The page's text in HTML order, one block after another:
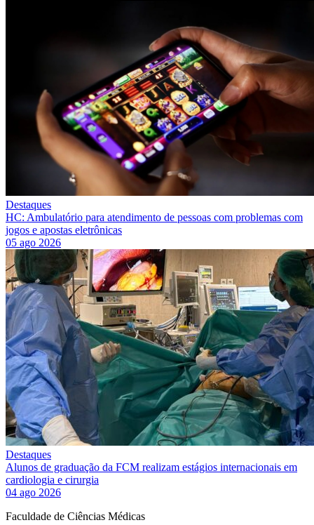
Destaques
HC: Ambulatório para atendimento de pessoas com problemas com
jogos e apostas eletrônicas
05 ago 2026
Destaques
Alunos de graduação da FCM realizam estágios internacionais em
cardiologia e cirurgia
04 ago 2026
Faculdade de Ciências Médicas